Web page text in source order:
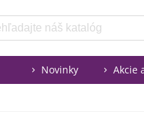
Novinky Akcie